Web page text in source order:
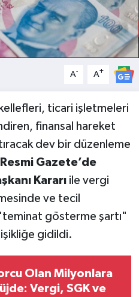
A- A+
ticari işletmeleri
finansal hareket
dev bir düzenleme
Resmi Gazete’de
Kararıile vergi
ve tecil
gösterme şartı"
gidildi.
Olan Milyonlara
Vergi, SGK ve